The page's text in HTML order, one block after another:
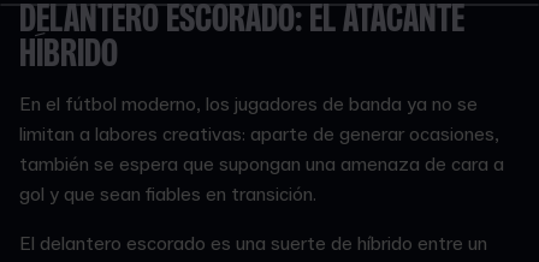
DELANTERO ESCORADO: EL ATACANTE
HÍBRIDO
En el fútbol moderno, los jugadores de banda ya no se
limitan a labores creativas: aparte de generar ocasiones,
también se espera que supongan una amenaza de cara a
gol y que sean fiables en transición.
El delantero escorado es una suerte de híbrido entre un